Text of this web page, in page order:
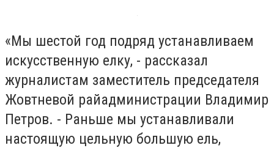
«Мы шестой год подряд устанавливаем
искусственную елку, - рассказал
журналистам заместитель председателя
Жовтневой райадминистрации Владимир
Петров. - Раньше мы устанавливали
настоящую цельную большую ель,